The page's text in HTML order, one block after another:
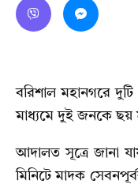
বরিশাল মহানগরে
মাধ্যমে দুই জনকে ছয়
আদালত সূত্রে জানা
মিনিটে মাদক